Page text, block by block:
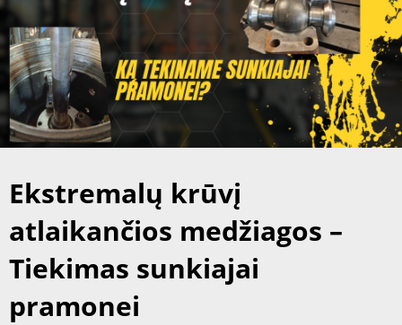
Ekstremalų krūvį
atlaikančios medžiagos –
Tiekimas sunkiajai
pramonei